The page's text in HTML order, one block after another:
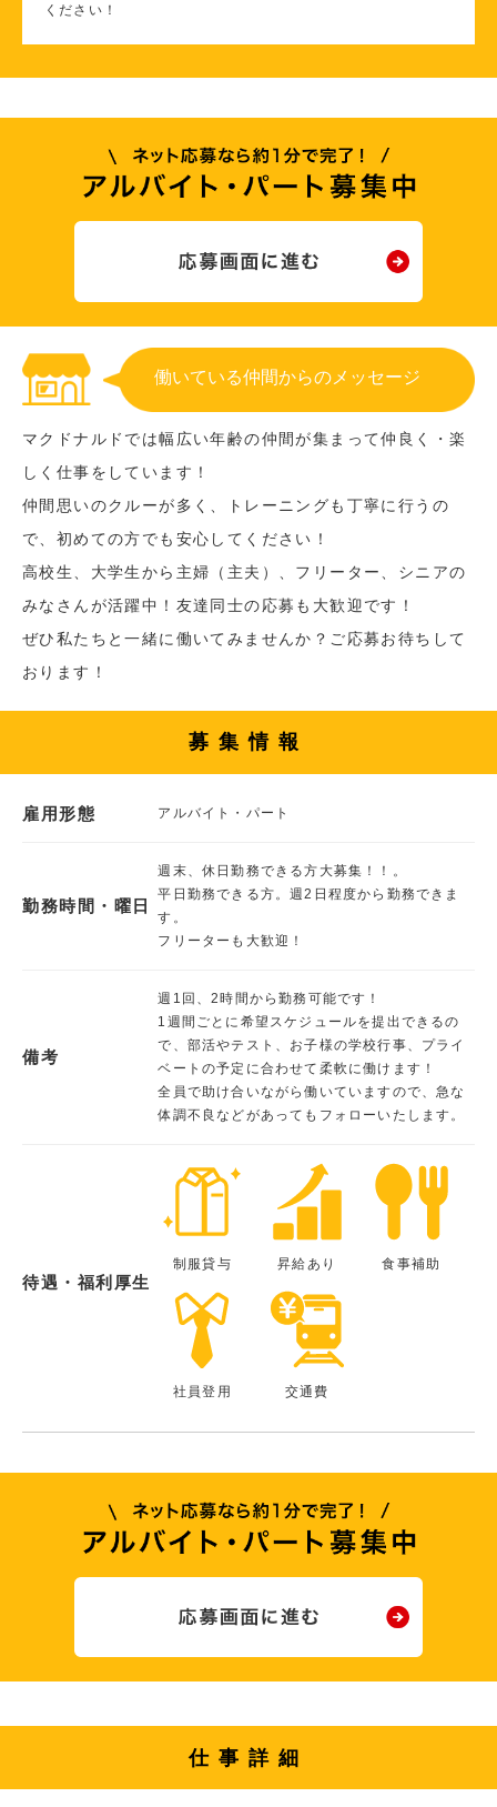
ください！
働いている仲間からのメッセージ
マクドナルドでは幅広い年齢の仲間が集まって仲良く・楽
しく仕事をしています！
仲間思いのクルーが多く、トレーニングも丁寧に行うの
で、初めての方でも安心してください！
高校生、大学生から主婦（主夫）、フリーター、シニアの
みなさんが活躍中！友達同士の応募も大歓迎です！
ぜひ私たちと一緒に働いてみませんか？ご応募お待ちして
おります！
募集情報
雇用形態 アルバイト・パート
勤務時間・曜日
週末、休日勤務できる方大募集！！。
平日勤務できる方。週2日程度から勤務できま
す。
フリーターも大歓迎！
備考
週1回、2時間から勤務可能です！
1週間ごとに希望スケジュールを提出できるの
で、部活やテスト、お子様の学校行事、プライ
ベートの予定に合わせて柔軟に働けます！
全員で助け合いながら働いていますので、急な
体調不良などがあってもフォローいたします。
待遇・福利厚生
制服貸与 昇給あり 食事補助
社員登用 交通費
仕事詳細